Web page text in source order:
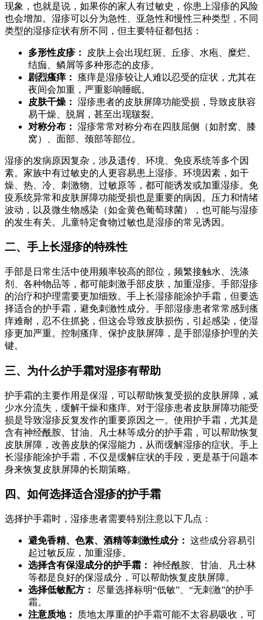
现象，也就是说，如果你的家人有过敏史，你患上湿疹的风险
也会增加。湿疹可以分为急性、亚急性和慢性三种类型，不同
类型的湿疹症状有所不同，但主要特征都包括：
多形性皮疹：
皮肤上会出现红斑、丘疹、水疱、糜烂、
结痂、鳞屑等多种形态的皮疹。
剧烈瘙痒： 瘙痒是湿疹较让人难以忍受的症状，尤其在
夜间会加重，严重影响睡眠。
皮肤干燥： 湿疹患者的皮肤屏障功能受损，导致皮肤容
易干燥、脱屑，甚至出现皲裂。
对称分布： 湿疹常常对称分布在四肢屈侧（如肘窝、膝
窝）、面部、颈部等部位。
湿疹的发病原因复杂，涉及遗传、环境、免疫系统等多个因
素。家族中有过敏史的人更容易患上湿疹。环境因素，如干
燥、热、冷、刺激物、过敏原等，都可能诱发或加重湿疹。免
疫系统异常和皮肤屏障功能受损也是重要的病因。压力和情绪
波动，以及微生物感染（如金黄色葡萄球菌），也可能与湿疹
的发生有关。儿童特定食物过敏也是湿疹的常见诱因。
二、手上长湿疹的特殊性
手部是日常生活中使用频率较高的部位，频繁接触水、洗涤
剂、各种物品等，都可能刺激手部皮肤，加重湿疹。手部湿疹
的治疗和护理需要更加细致。手上长湿疹能涂护手霜，但要选
择适合的护手霜，避免刺激性成分。手部湿疹患者常常感到瘙
痒难耐，忍不住抓挠，但这会导致皮肤损伤，引起感染，使湿
疹更加严重。控制瘙痒、保护皮肤屏障，是手部湿疹护理的关
键。
三、为什么护手霜对湿疹有帮助
护手霜的主要作用是保湿，可以帮助恢复受损的皮肤屏障，减
少水分流失，缓解干燥和瘙痒。对于湿疹患者皮肤屏障功能受
损是导致湿疹反复发作的重要原因之一。使用护手霜，尤其是
含有神经酰胺、甘油、凡士林等成分的护手霜，可以帮助恢复
皮肤屏障，改善皮肤的保湿能力，从而缓解湿疹的症状。手上
长湿疹能涂护手霜，不仅是缓解症状的手段，更是基于问题本
身来恢复皮肤屏障的长期策略。
四、如何选择适合湿疹的护手霜
选择护手霜时，湿疹患者需要特别注意以下几点：
避免香精、色素、酒精等刺激性成分： 这些成分容易引
起过敏反应，加重湿疹。
选择含有保湿成分的护手霜： 神经酰胺、甘油、凡士林
等都是良好的保湿成分，可以帮助恢复皮肤屏障。
选择低敏配方： 尽量选择标明“低敏”、“无刺激”的护手
霜。
注意质地：
质地太厚重的护手霜可能不太容易吸收，可